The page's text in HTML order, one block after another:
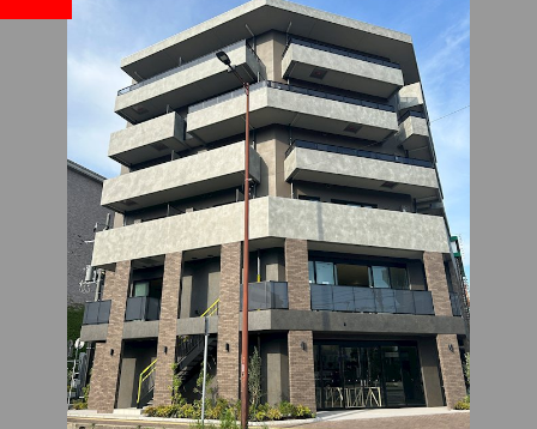
支店一覧
SEIWAの管理
お友達紹介特典
管理建物一覧
企業情報 採用情報
プライバシー
ポリシー
サイトマップ
閉じる